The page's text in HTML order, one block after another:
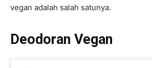
vegan adalah salah satunya.
Deodoran Vegan